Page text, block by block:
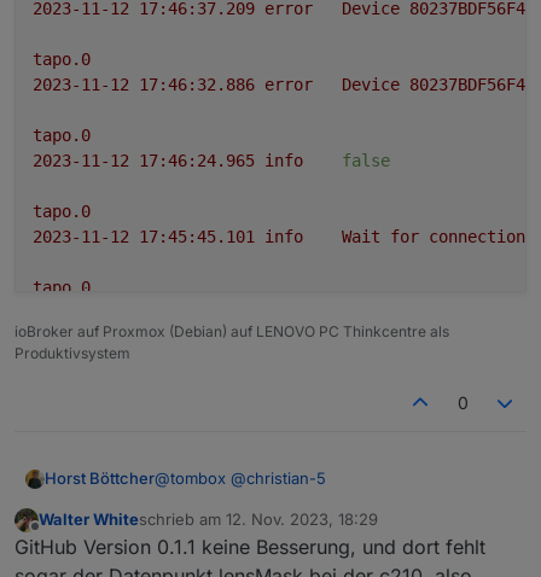
error Device
tapo.0
error Device
tapo.0
info false
tapo.0
info Wait for connections
tapo.0
tapo.0
tapo.0
2023-11-12 17:45:44.683 info Init device
ioBroker auf Proxmox (Debian) auf LENOVO PC Thinkcentre als
Produktivsystem
0
Horst Böttcher@tombox @christian-5
Ich habe das LED Band L900 nach langerzeit
wieder in benutzung es wir im Adapter auch
angezeigt allerdings läst es sich nicht Steuern
tapo.0
Offline
Walter Whiteschrieb am 12. Nov. 2023, 18:29
zuletzt editiert von
GitHub Version 0.1.1 keine Besserung, und dort fehlt